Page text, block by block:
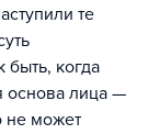
те
быть, когда
основа лица —
не может